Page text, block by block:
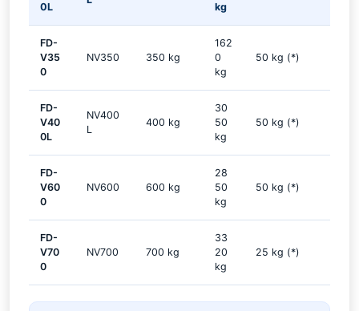
0L kg
FD-
V35
0
NV350 350 kg
162
0
kg
50 kg (*)
FD-
V40
0L
NV400
L
400 kg
30
50
kg
50 kg (*)
FD-
V60
0
NV600 600 kg
28
50
kg
50 kg (*)
FD-
V70
0
NV700 700 kg
33
20
kg
25 kg (*)